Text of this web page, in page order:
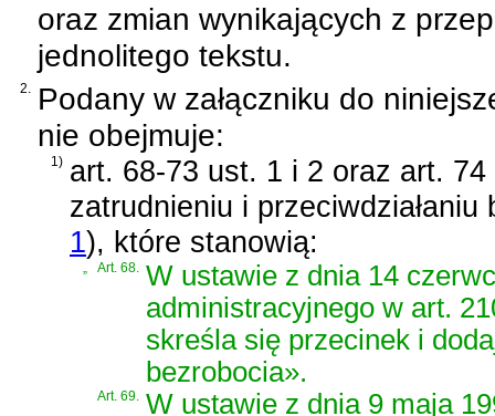
oraz zmian wynikających z
jednolitego tekstu.
2. Podany w załączniku do
nie obejmuje:
1) art. 68-73 ust. 1 i 2 oraz art.
zatrudnieniu i przeciwdziałaniu
1), które stanowią:
„ Art. 68. W ustawie z dnia 14
administracyjnego w art.
skreśla się przecinek i
bezrobocia».
Art. 69. W ustawie z dnia 9 maja